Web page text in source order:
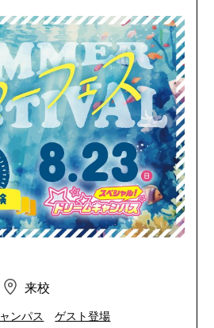
来校
ンパス ゲスト登場